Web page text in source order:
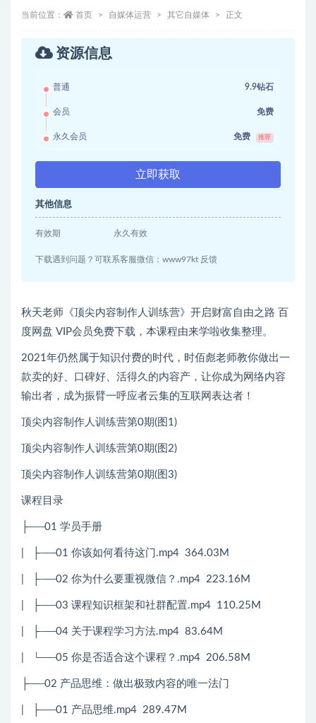
当前位置： 首页 自媒体运营 其它自媒体 正文
资源信息
普通 9.9钻石
会员 免费
永久会员 免费 推荐
立即获取
其他信息
有效期 永久有效
下载遇到问题？可联系客服微信：www97kt 反馈
秋天老师《顶尖内容制作人训练营》开启财富自由之路 百
度网盘 VIP会员免费下载，本课程由来学啦收集整理。
2021年仍然属于知识付费的时代，时佰彪老师教你做出一
款卖的好、口碑好、活得久的内容产，让你成为网络内容
输出者，成为振臂一呼应者云集的互联网表达者！
顶尖内容制作人训练营第0期(图1)
顶尖内容制作人训练营第0期(图2)
顶尖内容制作人训练营第0期(图3)
课程目录
├──01 学员手册
| ├──01 你该如何看待这门.mp4 364.03M
| ├──02 你为什么要重视微信？.mp4 223.16M
| ├──03 课程知识框架和社群配置.mp4 110.25M
| ├──04 关于课程学习方法.mp4 83.64M
| └──05 你是否适合这个课程？.mp4 206.58M
├──02 产品思维：做出极致内容的唯一法门
| ├──01 产品思维.mp4 289.47M